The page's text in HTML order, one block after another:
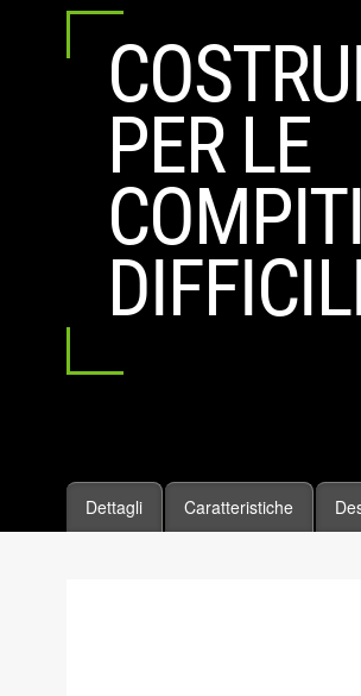
PER LE
Dettagli Caratteristiche